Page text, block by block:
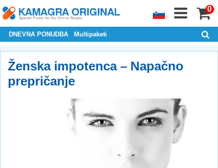
0
DNEVNA PONUDBA Multipaketi
Ženska impotenca – Napačno
prepričanje